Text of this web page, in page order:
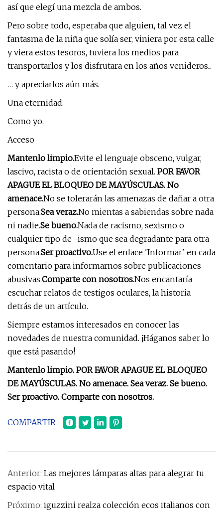
así que elegí una mezcla de ambos.
Pero sobre todo, esperaba que alguien, tal vez el
fantasma de la niña que solía ser, viniera por esta calle
y viera estos tesoros, tuviera los medios para
transportarlos y los disfrutara en los años venideros...
… y apreciarlos aún más.
Una eternidad.
Como yo.
Acceso
Mantenlo limpio.Evite el lenguaje obsceno, vulgar,
lascivo, racista o de orientación sexual. POR FAVOR
APAGUE EL BLOQUEO DE MAYÚSCULAS. No
amenace.No se tolerarán las amenazas de dañar a otra
persona.Sea veraz.No mientas a sabiendas sobre nada
ni nadie.Se bueno.Nada de racismo, sexismo o
cualquier tipo de -ismo que sea degradante para otra
persona.Ser proactivo.Use el enlace 'Informar' en cada
comentario para informarnos sobre publicaciones
abusivas.Comparte con nosotros.Nos encantaría
escuchar relatos de testigos oculares, la historia
detrás de un artículo.
Siempre estamos interesados ​​en conocer las
novedades de nuestra comunidad. ¡Háganos saber lo
que está pasando!
Mantenlo limpio. POR FAVOR APAGUE EL BLOQUEO
DE MAYÚSCULAS. No amenace. Sea veraz. Se bueno.
Ser proactivo. Comparte con nosotros.
COMPARTIR
Anterior: Las mejores lámparas altas para alegrar tu
espacio vital
Próximo: iguzzini realza colección ecos italianos con